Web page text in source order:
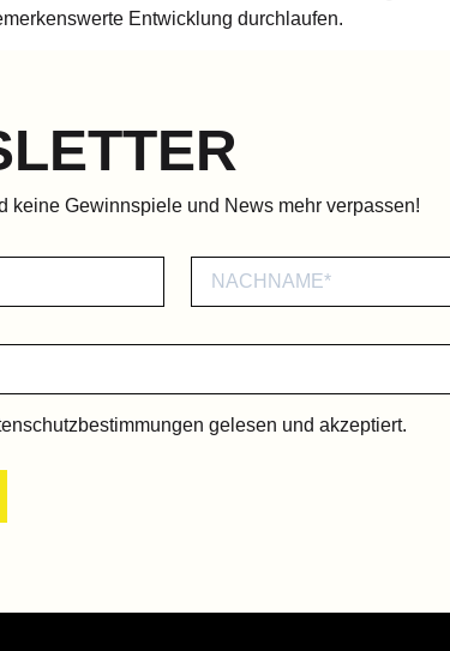
Entwicklung durchlaufen.
keine Gewinnspiele und News mehr verpassen!
gelesen und akzeptiert.